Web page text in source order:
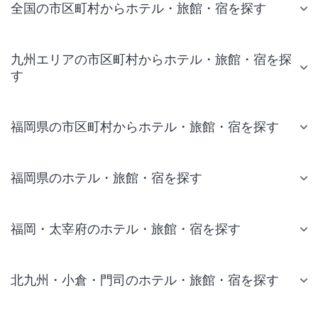
全国の市区町村からホテル・旅館・宿を探す
九州エリアの市区町村からホテル・旅館・宿を探
す
福岡県の市区町村からホテル・旅館・宿を探す
福岡県のホテル・旅館・宿を探す
福岡・太宰府のホテル・旅館・宿を探す
北九州・小倉・門司のホテル・旅館・宿を探す